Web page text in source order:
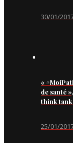
30/01/
«
de santé
think tank
25/01/